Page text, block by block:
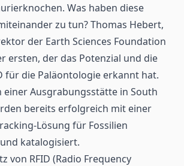
Was haben diese
zu tun? Thomas Hebert,
der Earth Sciences Foundation
ersten, der das Potenzial und die
für die Paläontologie erkannt hat.
einer Ausgrabungsstätte in South
bereits erfolgreich mit einer
-Lösung für Fossilien
katalogisiert.
von RFID (Radio Frequency